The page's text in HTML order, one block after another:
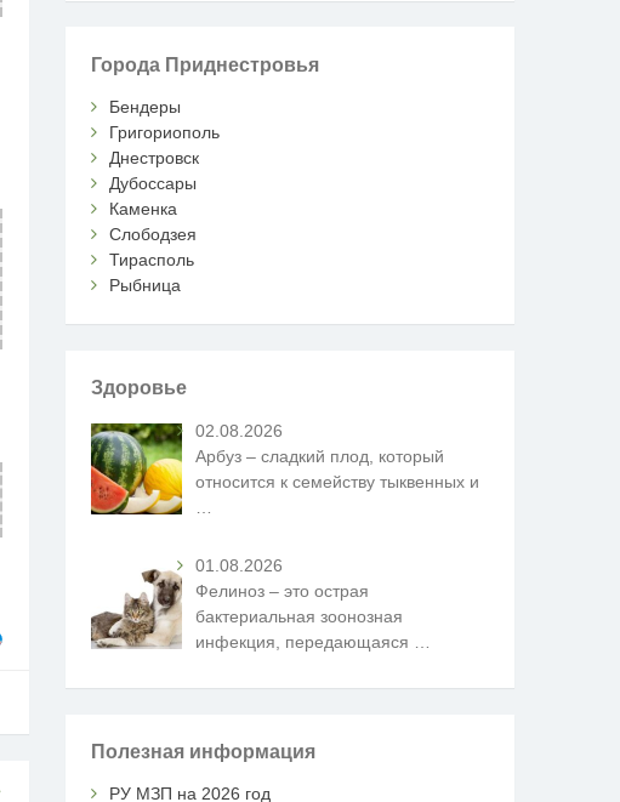
Города Приднестровья
Бендеры
Григориополь
Днестровск
Дубоссары
Каменка
Слободзея
Тирасполь
Рыбница
Здоровье
02.08.2026
Арбуз – сладкий плод, который
относится к семейству тыквенных и
01.08.2026
Фелиноз – это острая
бактериальная зоонозная
инфекция, передающаяся
Полезная информация
РУ МЗП на 2026 год